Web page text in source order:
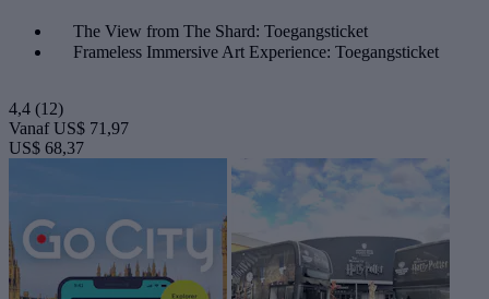
The View from The Shard: Toegangsticket
Frameless Immersive Art Experience: Toegangsticket
4,4 (12)
Vanaf US$ 71,97
US$ 68,37